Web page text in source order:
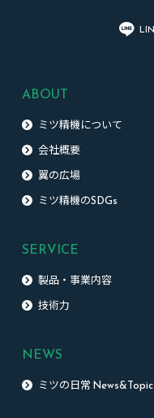
ABOUT
ミツ精機について
会社概要
翼の広場
ミツ精機のSDGs
SERVICE
製品・事業内容
技術力
NEWS
ミツの日常